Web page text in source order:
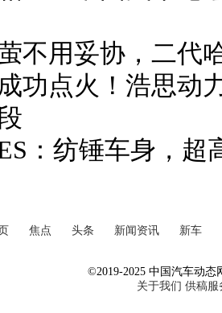
不用妥协，二代
功点火！浩思动
：纺锤车身，超
焦点 头条 新闻资讯 新车
©2019-2025 中国汽车动态
关于我们 供稿服